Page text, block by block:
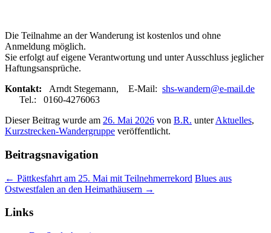
Die Teilnahme an der Wanderung ist kostenlos und ohne
Anmeldung möglich.
Sie erfolgt auf eigene Verantwortung und unter Ausschluss jeglicher
Haftungsansprüche.
Kontakt: Arndt Stegemann, E-Mail: shs-wandern@e-mail.de
Tel.: 0160-4276063
Dieser Beitrag wurde am 26. Mai 2026 von B.R. unterAktuelles,
Kurzstrecken-Wandergruppe veröffentlicht.
Beitragsnavigation
← Pättkesfahrt am 25. Mai mit Teilnehmerrekord Blues aus
Ostwestfalen an den Heimathäusern →
Links